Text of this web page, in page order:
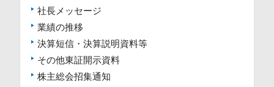
社長メッセージ
業績の推移
決算短信・決算説明資料等
その他東証開示資料
株主総会招集通知